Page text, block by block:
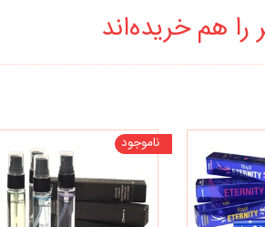
هم خریده‌اند
ناموجود